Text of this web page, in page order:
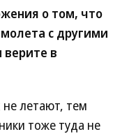
о том, что
с другими
в
летают, тем
тоже туда не